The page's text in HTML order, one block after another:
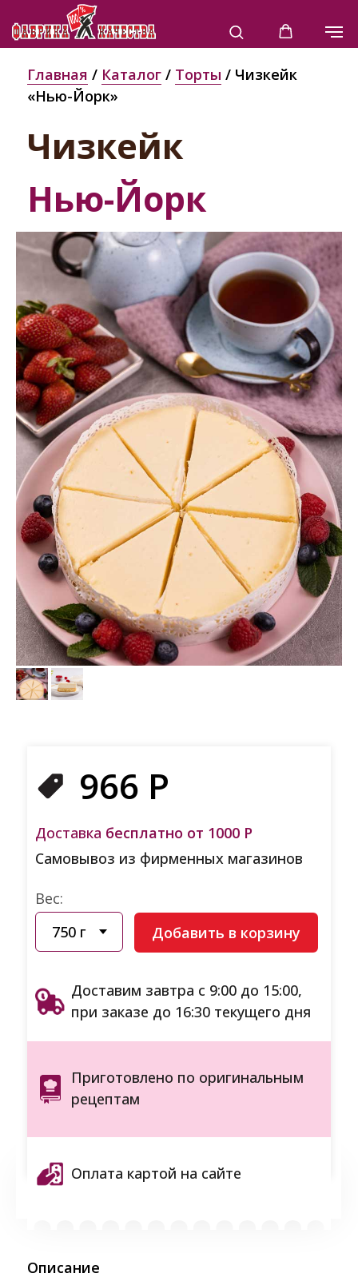
Чизкейк
Нью-Йорк
Главная / Каталог / Торты / Чизкейк
«Нью-Йорк»
Описание
Доставка бесплатно от 1000 Р
Самовывоз из фирменных магазинов
966 Р
Доставим завтра с 9:00 до 15:00,
при заказе до 16:30 текущего дня
Оплата картой на сайте
Вес:
Добавить в корзину
Приготовлено по оригинальным
рецептам